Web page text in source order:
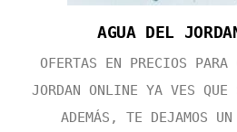
AGUA DEL
OFERTAS EN PRECIOS PARA
JORDAN ONLINE YA VES
ADEMÁS, TE DEJAMOS